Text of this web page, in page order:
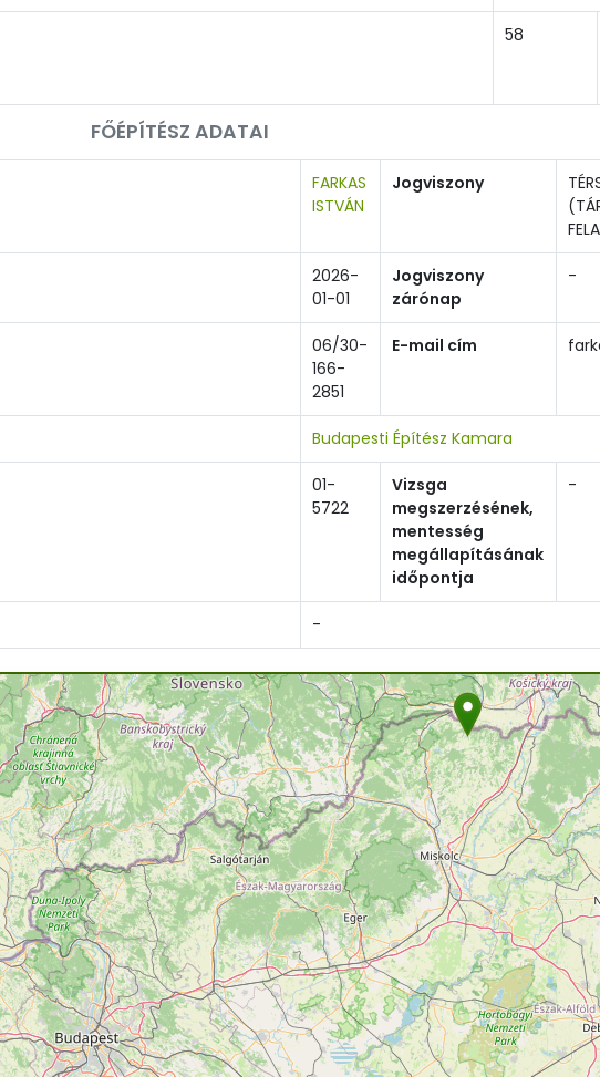
58
FŐÉPÍTÉSZ ADATAI
FARKAS
ISTVÁN
Jogviszony
2026-
01-01
Jogviszony
zárónap
-
06/30-
166-
2851
E-mail cím
Budapesti Építész Kamara
01-
5722
Vizsga
megszerzésének,
mentesség
megállapításának
időpontja
-
-